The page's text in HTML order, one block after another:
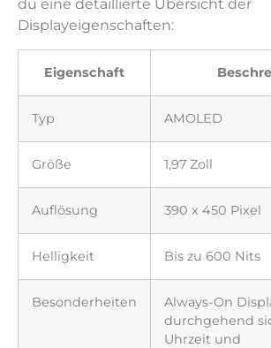
du eine detaillierte Übersicht der
Displayeigenschaften:
Eigenschaft
Typ AMOLED
Größe 1,97 Zoll
Auflösung 390 x 450 Pixel
Helligkeit Bis zu 600 Nits
Besonderheiten
Always-On
durchgehend
Uhrzeit und